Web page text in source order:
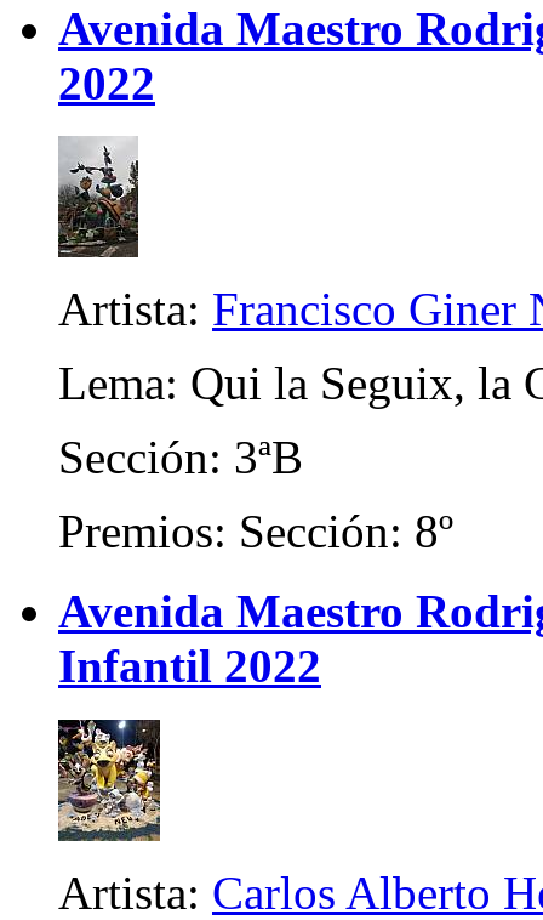
Avenida Maestro
2022
Artista: Francisco Giner
Lema: Qui la Seguix, la
Sección: 3ªB
Premios: Sección: 8º
Avenida Maestro
Infantil 2022
Artista: Carlos Alberto